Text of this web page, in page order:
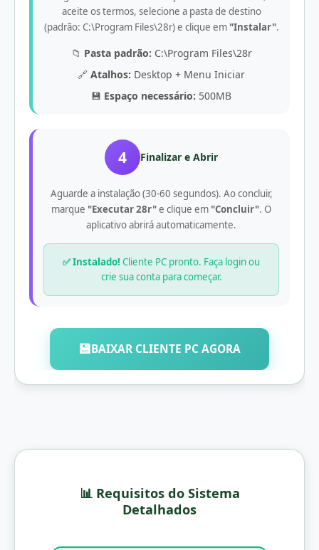
aceite os termos, selecione a pasta de destino
(padrão: C:\Program Files\28r) e clique em "Instalar".
📁 Pasta padrão: C:\Program Files\28r
🔗 Atalhos: Desktop + Menu Iniciar
💾 Espaço necessário: 500MB
4 Finalizar e Abrir
Aguarde a instalação (30-60 segundos). Ao concluir,
marque "Executar 28r"e clique em "Concluir". O
aplicativo abrirá automaticamente.
✅ Instalado! Cliente PC pronto. Faça login ou
crie sua conta para começar.
💾BAIXAR CLIENTE PC AGORA
📊 Requisitos do Sistema
Detalhados